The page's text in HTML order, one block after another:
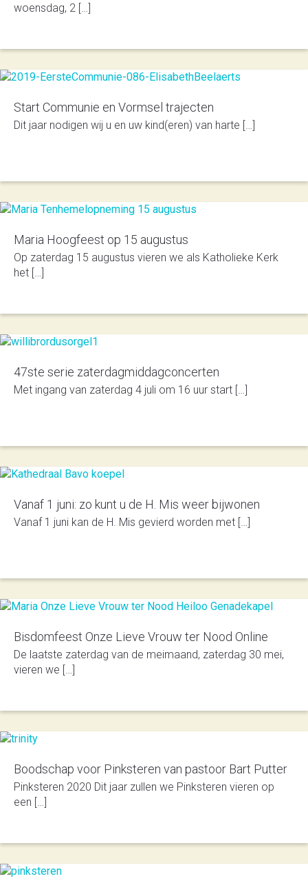
woensdag, 2 […]
Start Communie en Vormsel trajecten
Dit jaar nodigen wij u en uw kind(eren) van harte […]
Maria Hoogfeest op 15 augustus
Op zaterdag 15 augustus vieren we als Katholieke Kerk
het […]
47ste serie zaterdagmiddagconcerten
Met ingang van zaterdag 4 juli om 16 uur start […]
Vanaf 1 juni: zo kunt u de H. Mis weer bijwonen
Vanaf 1 juni kan de H. Mis gevierd worden met […]
Bisdomfeest Onze Lieve Vrouw ter Nood Online
De laatste zater­dag van de mei­maand, zater­dag 30 mei,
vieren we […]
Boodschap voor Pinksteren van pastoor Bart Putter
Pinksteren 2020 Dit jaar zullen we Pinksteren vieren op
een […]